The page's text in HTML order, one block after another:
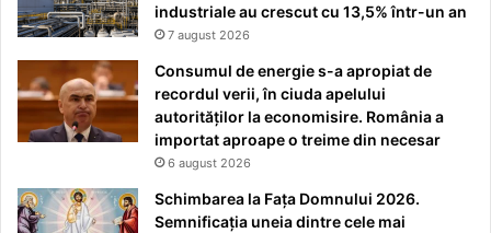
industriale au crescut cu 13,5% într-un an
7 august 2026
Consumul de energie s-a apropiat de
recordul verii, în ciuda apelului
autorităților la economisire. România a
importat aproape o treime din necesar
6 august 2026
Schimbarea la Fața Domnului 2026.
Semnificația uneia dintre cele mai